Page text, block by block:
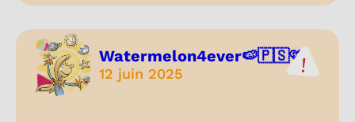
Watermelon4ever🍉🇵🇸🩷
12 juin 2025